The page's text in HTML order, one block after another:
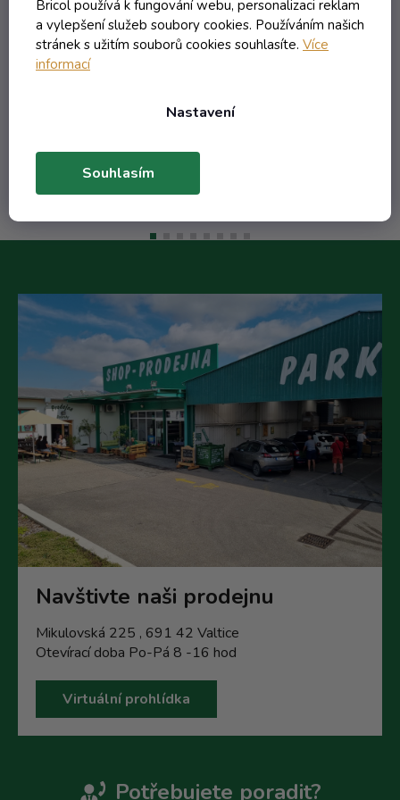
Bricol používá k fungování webu, personalizaci reklam
a vylepšení služeb soubory cookies. Používáním našich
stránek s užitím souborů cookies souhlasíte. Více
informací
Nastavení
Souhlasím
12,44 Kč včetně DPH
Navštivte naši prodejnu
Mikulovská 225 , 691 42 Valtice
Otevírací doba Po-Pá 8 -16 hod
Virtuální prohlídka
Potřebujete poradit?